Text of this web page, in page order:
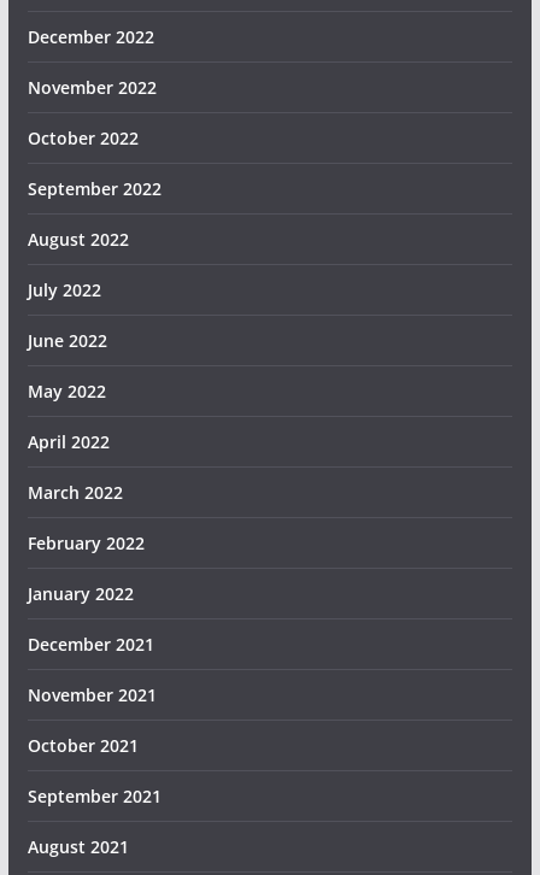
December 2022
November 2022
October 2022
September 2022
August 2022
July 2022
June 2022
May 2022
April 2022
March 2022
February 2022
January 2022
December 2021
November 2021
October 2021
September 2021
August 2021